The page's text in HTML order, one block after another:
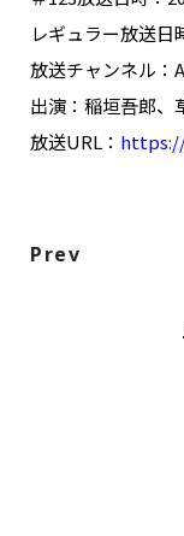
レギュラー放送日
放送チャンネル：
出演：稲垣吾郎、
放送URL：
Prev